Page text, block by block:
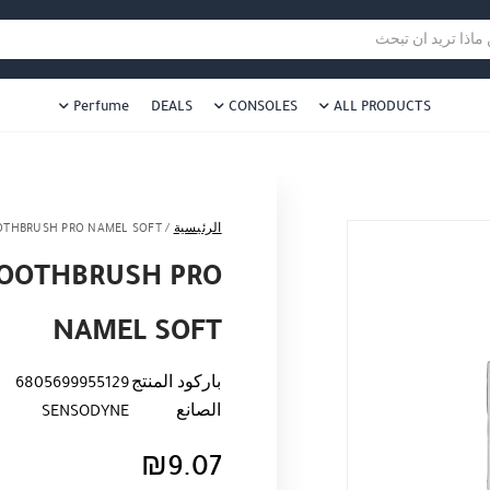
هل نزلت التطبيق ليصلك كل جديد ؟تريد ان تبحث
ALL PRODUCTS
CONSOLES
DEALS
Perfume
الرئيسية /
PRO NAMEL SOFT
PRO
NAMEL SOFT
باركود المنتج6805699955129
الصانع
SENSODYNE
₪9.07